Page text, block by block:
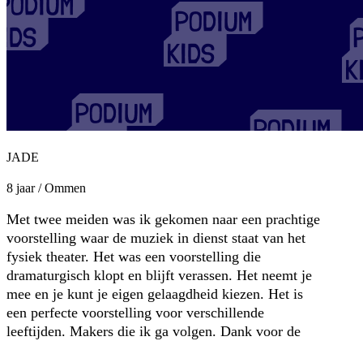
JADE
8 jaar / Ommen
Met twee meiden was ik gekomen naar een prachtige
voorstelling waar de muziek in dienst staat van het
fysiek theater. Het was een voorstelling die
dramaturgisch klopt en blijft verassen. Het neemt je
mee en je kunt je eigen gelaagdheid kiezen. Het is
een perfecte voorstelling voor verschillende
leeftijden. Makers die ik ga volgen. Dank voor de